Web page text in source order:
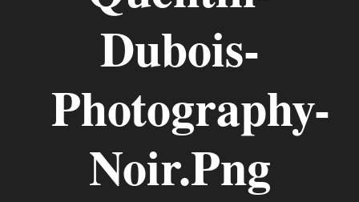
Dubois-
Photography-
Noir.png